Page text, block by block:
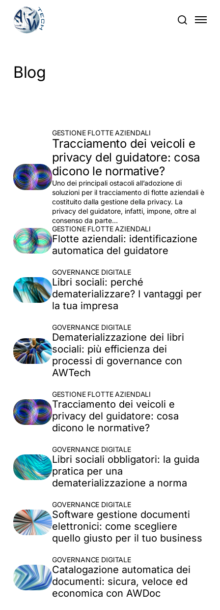
contenuto
principale
cerca
Menu
Blog
GESTIONE FLOTTE AZIENDALI
Tracciamento dei veicoli e
privacy del guidatore: cosa
dicono le normative?
Uno dei principali ostacoli all’adozione di
soluzioni per il tracciamento di flotte aziendali è
costituito dalla gestione della privacy. La
privacy del guidatore, infatti, impone, oltre al
consenso da parte…
GESTIONE FLOTTE AZIENDALI
Flotte aziendali: identificazione
automatica del guidatore
GOVERNANCE DIGITALE
Libri sociali: perché
dematerializzare? I vantaggi per
la tua impresa
GOVERNANCE DIGITALE
Dematerializzazione dei libri
sociali: più efficienza dei
processi di governance con
AWTech
GESTIONE FLOTTE AZIENDALI
Tracciamento dei veicoli e
privacy del guidatore: cosa
dicono le normative?
GOVERNANCE DIGITALE
Libri sociali obbligatori: la guida
pratica per una
dematerializzazione a norma
GOVERNANCE DIGITALE
Software gestione documenti
elettronici: come scegliere
quello giusto per il tuo business
GOVERNANCE DIGITALE
Catalogazione automatica dei
documenti: sicura, veloce ed
economica con AWDoc​